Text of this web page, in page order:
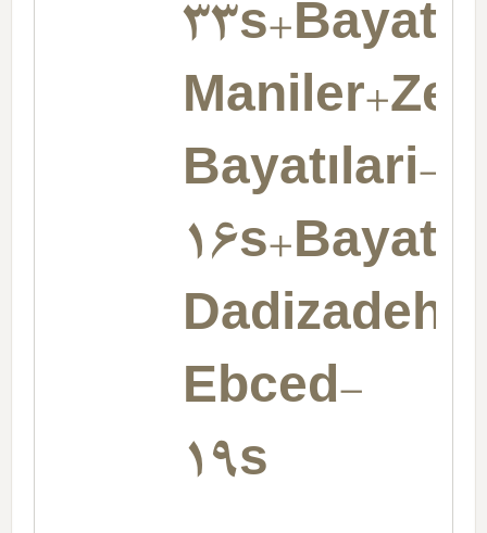
Bayatılari-
Dadizadeh-
Ebced-
19s